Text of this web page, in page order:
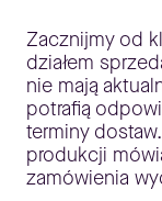
Zacznijmy od
działem
nie mają
potrafią
terminy
produkcji
zamówienia